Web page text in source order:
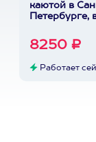
каютой в
Петербурге,
8250 ₽
Работает